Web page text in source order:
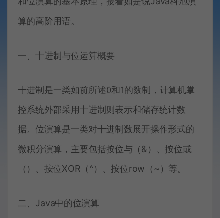
算的高阶用语。
一、十进制与位运算概要
十进制是一类如前所述0和1的数制，计算机掌
控系统外部采用十进制则表示和储存统计数
据。位演算是一类对十进制数展开操作形式的
微积分演算，主要包括按位与（&）、按位或
（）、按位XOR（^）、按位row（~）等。
二、Java中的位演算